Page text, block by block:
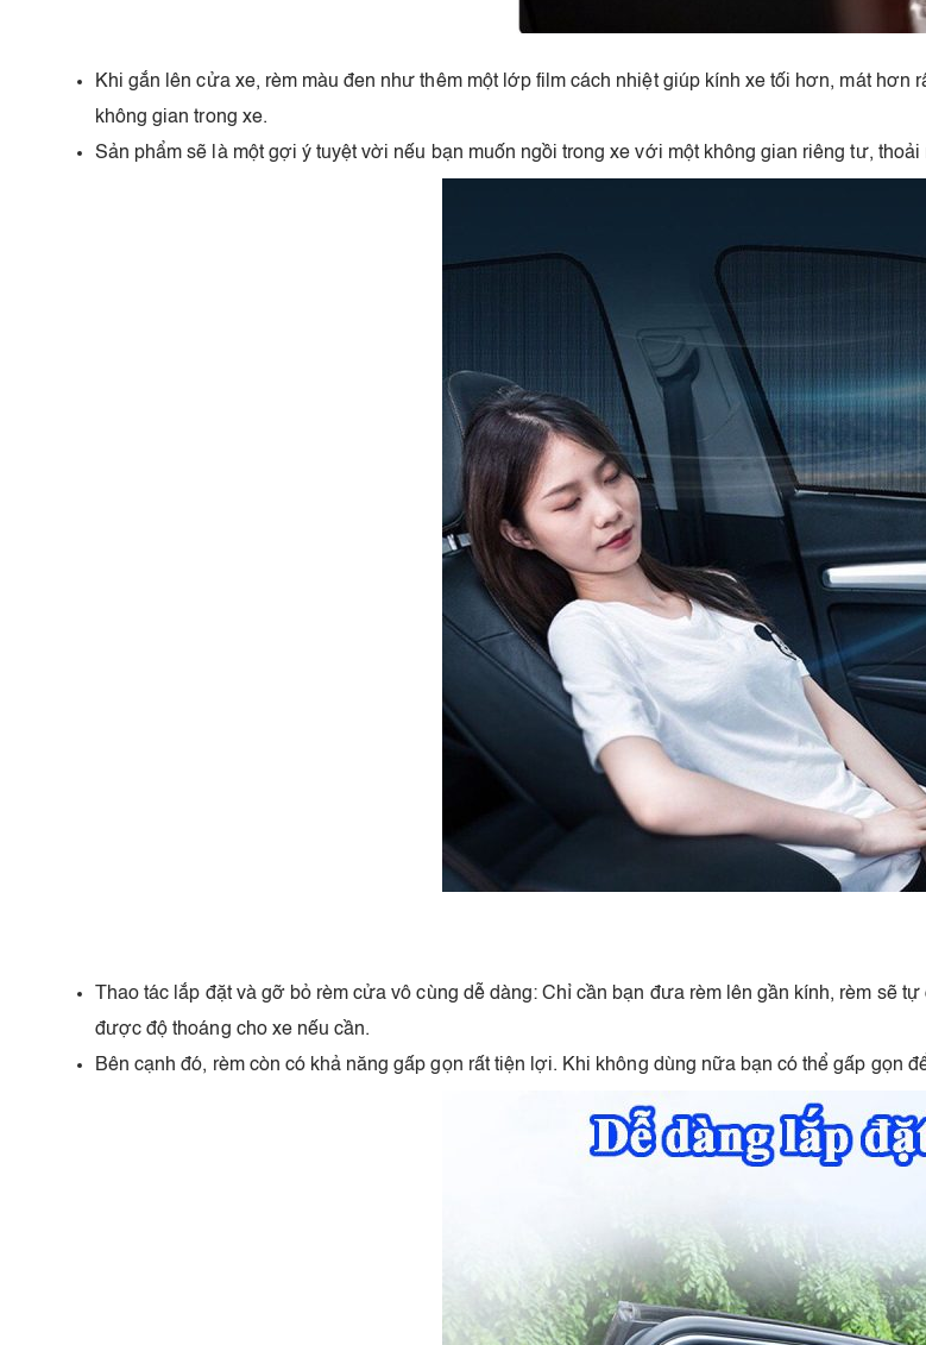
Khi gắn lên cửa xe, rèm màu đen như thêm một lớp film cách nhiệt giúp kính xe tối hơn, mát hơn
không gian trong xe.
Sản phẩm sẽ là một gợi ý tuyệt vời nếu bạn muốn ngồi trong xe với một không gian riêng tư,
Thao tác lắp đặt và gỡ bỏ rèm cửa vô cùng dễ dàng: Chỉ cần bạn đưa rèm lên gần kính, rèm sẽ
được độ thoáng cho xe nếu cần.
Bên cạnh đó, rèm còn có khả năng gấp gọn rất tiện lợi. Khi không dùng nữa bạn có thể gấp gọn